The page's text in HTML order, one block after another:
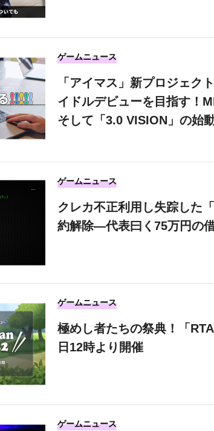
ゲームニュース
「アイマス」新プロジェク
イドルデビューを目指す！
そして「3.0 VISION」の始
ゲームニュース
クレカ不正利用し失踪した
約解除―代表曰く75万円の
ゲームニュース
極めし者たちの祭典！「
日12時より開催
ゲームニュース